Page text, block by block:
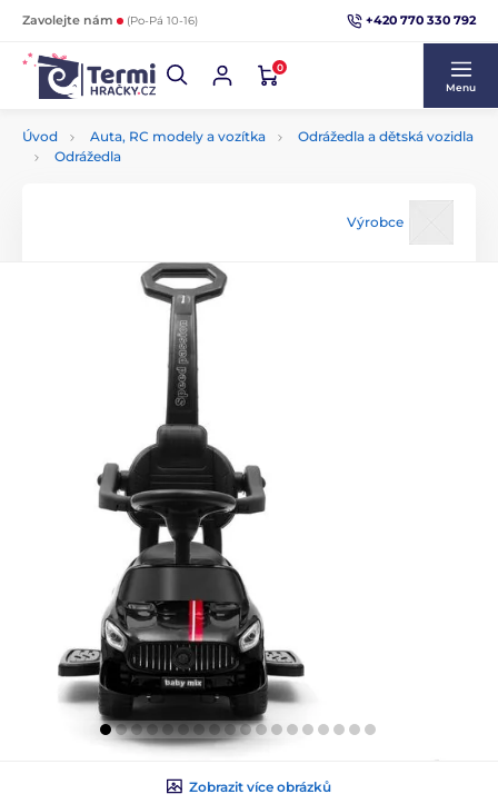
Zavolejte nám (Po-Pá 10-16) +420 770 330 792
0
Menu
Úvod Auta, RC modely a vozítka
Odrážedla a dětská vozidla
Odrážedla
Výrobce
Zobrazit více obrázků